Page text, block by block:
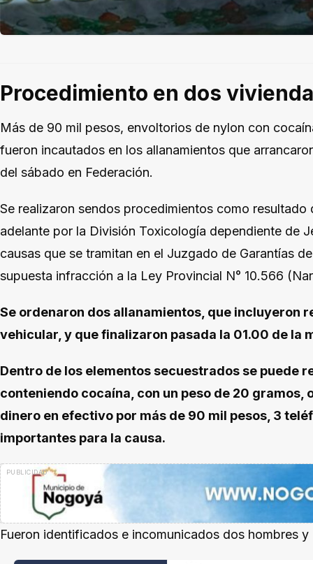
Procedimiento en dos
Más de 90 mil pesos, envoltorios de nylon con
fueron incautados en los allanamientos que
del sábado en Federación.
Se realizaron sendos procedimientos como
adelante por la División Toxicología dependiente de
causas que se tramitan en el Juzgado de Garantías
supuesta infracción a la Ley Provincial N° 10.566
Se ordenaron dos allanamientos, que incluyeron
vehicular, y que finalizaron pasada la 01.00 de la
Dentro de los elementos secuestrados se puede
conteniendo cocaína, con un peso de 20 gramos,
dinero en efectivo por más de 90 mil pesos, 3
importantes para la causa.
Fueron identificados e incomunicados dos hombres